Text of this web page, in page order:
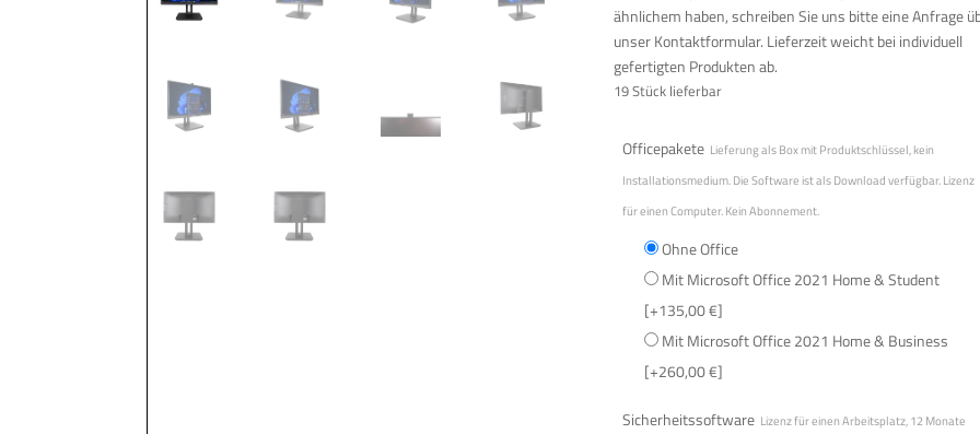
ähnlichem haben, schreiben Sie uns bitte eine Anfrage
unser Kontaktformular. Lieferzeit weicht bei individuell
gefertigten Produkten ab.
19 Stück lieferbar
Officepakete Lieferung als Box mit Produktschlüssel, kein
Installationsmedium. Die Software ist als Download verfügbar. Lizenz
für einen Computer. Kein Abonnement.
Ohne Office
Mit Microsoft Office 2021 Home & Student
[+135,00 €]
Mit Microsoft Office 2021 Home & Business
[+260,00 €]
Sicherheitssoftware Lizenz für einen Arbeitsplatz, 12 Monate